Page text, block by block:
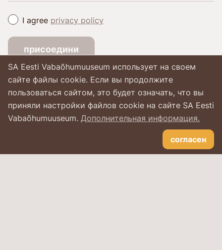
I agree privacy policy
присоедини
SA Eesti Vabaõhumuuseum использует на своем
сайте файлы cookie. Если вы продолжите
пользоваться сайтом, это будет означать, что вы
приняли настройки файлов cookie на сайте SA Eesti
Vabaõhumuuseum. Дополнительная информация.
согласен